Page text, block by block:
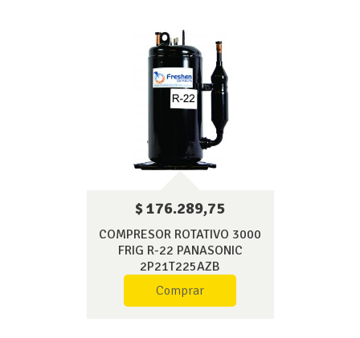
$ 176.289,75
COMPRESOR ROTATIVO 3000
FRIG R-22 PANASONIC
2P21T225AZB
Comprar